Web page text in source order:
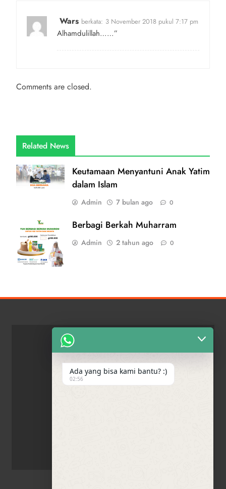
Wars berkata: 3 November 2018 pukul 7:17 pm
Alhamdulillah……”
Comments are closed.
Related News
Keutamaan Menyantuni Anak Yatim
dalam Islam
Admin 7 bulan ago 0
Berbagi Berkah Muharram
Admin 2 tahun ago 0
Ada yang bisa kami bantu? :)
02:56